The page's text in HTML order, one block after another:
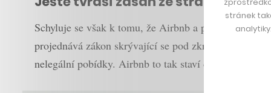
Schyluje se však k tomu, že Airbnb a podobné
projednává zákon skrývající se pod zkratkou ELAN
nelegální pobídky. Airbnb to tak staví do těžké
stránek